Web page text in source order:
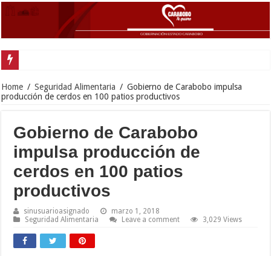
Home / Seguridad Alimentaria / Gobierno de Carabobo impulsa
producción de cerdos en 100 patios productivos
Gobierno de Carabobo
impulsa producción de
cerdos en 100 patios
productivos
sinusuarioasignado
marzo 1, 2018
Seguridad Alimentaria
Leave a comment 3,029 Views